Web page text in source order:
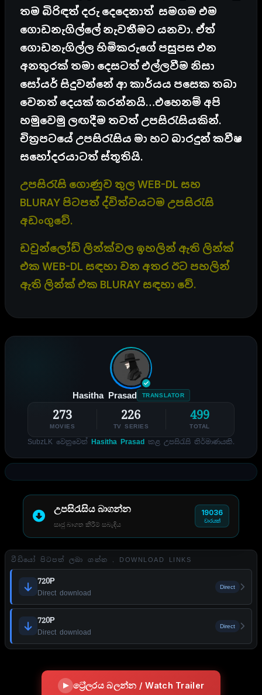
තම බිරිඳත් දරු දෙදෙනාත් සමගම එම
ගොඩනැගිල්ලේ නැවතීමට යනවා. ඒත්
ගොඩනැගිල්ල හිමිකරුගේ පසුපස එන
අනතුරක් තමා දෙසටත් එල්ලවීම නිසා
සෝයර් සිදුවන්නේ ආ කාර්යය පසෙක තබා
වෙනත් දෙයක් කරන්නයි…එහෙනම් අපි
හමුවෙමු ලඟදීම තවත් උපසිරැසියකින්.
චිත්‍රපටයේ උපසිරැසිය මා හට බාරදුන් කවීෂ
සහෝදරයාටත් ස්තූතියි.
උ‍පසිරැසි ගොණුව තුල WEB-DL සහ
BLURAY පිටපත් ද්විත්වයටම උපසිරැසි
අඩංගුවේ.
ඩවුන්ලෝඩ් ලින්ක්වල ඉහලින් ඇති ලින්ක්
එක WEB-DL සඳහා වන අතර ඊට පහලින්
ඇති ලින්ක් එක BLURAY සඳහා වේ.
Hasitha Prasad TRANSLATOR
273
MOVIES
226
TV SERIES
499
TOTAL
SubzLK වෙනුවෙන් Hasitha Prasad කළ උපසිරැසි නිර්මාණයකි.
උපසිරැසිය බාගන්න
සෘජු බාගත කිරීම් සබැඳිය
19036
වාරයක්
වීඩියෝ පිටපත් ලබා ගන්න . DOWNLOAD LINKS
720P
Direct download
Direct
720P
Direct download
Direct
ට්‍රේලරය බලන්න / Watch Trailer